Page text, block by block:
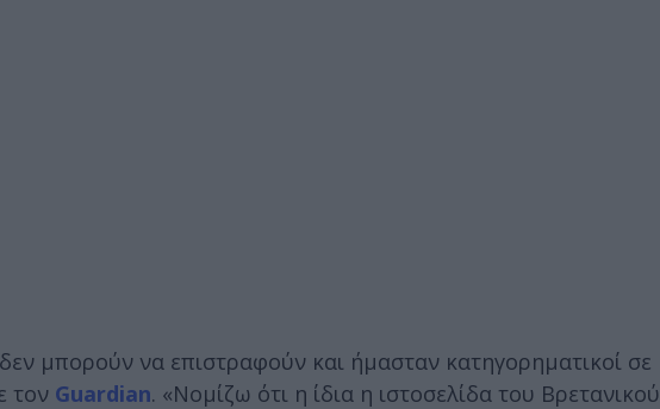
μπορούν να επιστραφούν και ήμασταν κατηγορηματικοί σε
τον Guardian. «Νομίζω ότι η ίδια η ιστοσελίδα του Βρετανικού